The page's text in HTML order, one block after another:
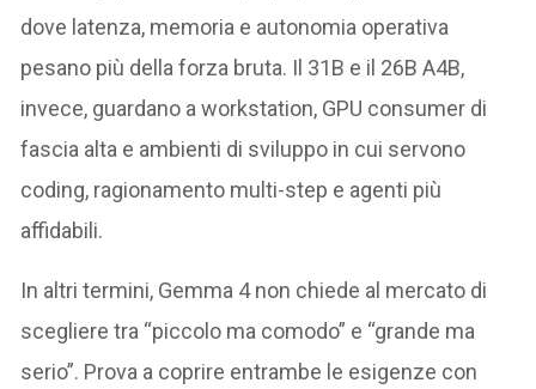
dove latenza, memoria e autonomia operativa
pesano più della forza bruta. Il 31B e il 26B A4B,
invece, guardano a workstation, GPU consumer di
fascia alta e ambienti di sviluppo in cui servono
coding, ragionamento multi-step e agenti più
affidabili.
In altri termini, Gemma 4 non chiede al mercato di
scegliere tra “piccolo ma comodo” e “grande ma
serio”. Prova a coprire entrambe le esigenze con